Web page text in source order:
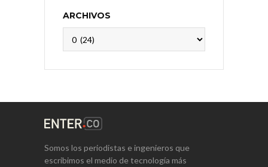
ARCHIVOS
Somos los periodistas e ingenieros que
escribimos el medio de tecnología más